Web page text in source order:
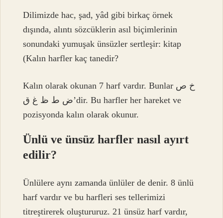
Dilimizde hac, şad, yâd gibi birkaç örnek
dışında, alıntı sözcüklerin asıl biçimlerinin
sonundaki yumuşak ünsüzler sertleşir: kitap
(Kalın harfler kaç tanedir?
Kalın olarak okunan 7 harf vardır. Bunlar خ ص
ض ط ظ غ ق’dir. Bu harfler her hareket ve
pozisyonda kalın olarak okunur.
Ünlü ve ünsüz harfler nasıl ayırt
edilir?
Ünlülere aynı zamanda ünlüler de denir. 8 ünlü
harf vardır ve bu harfleri ses tellerimizi
titreştirerek oluştururuz. 21 ünsüz harf vardır,